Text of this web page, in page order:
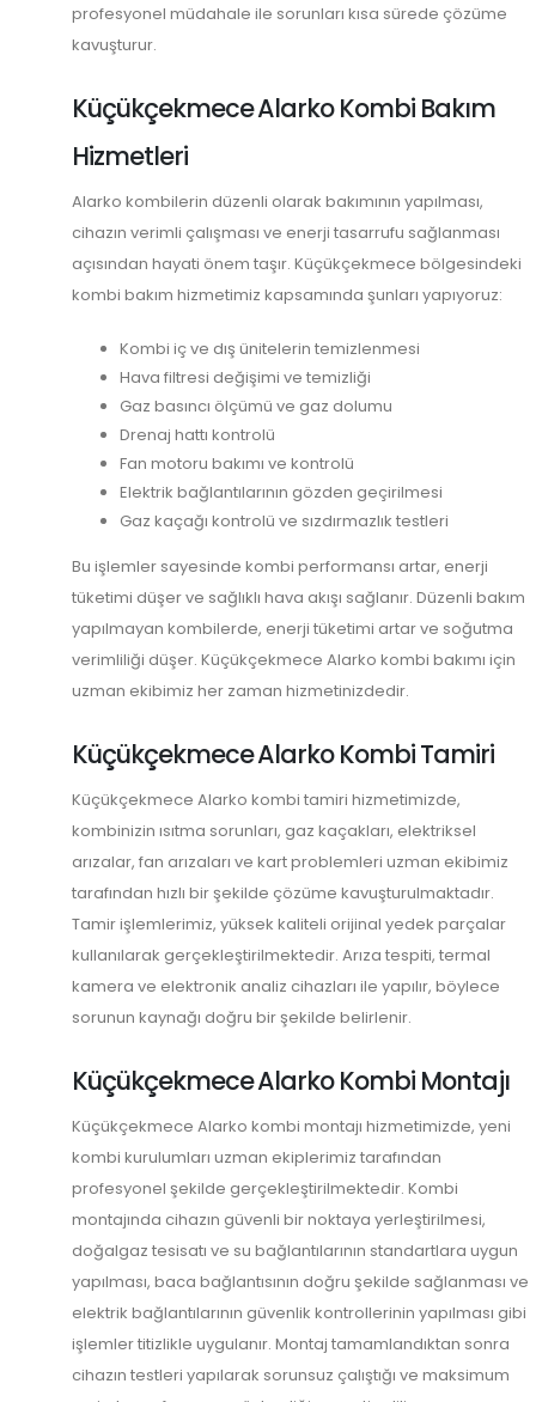
profesyonel müdahale ile sorunları kısa sürede çözüme
kavuşturur.
Küçükçekmece Alarko Kombi Bakım
Hizmetleri
Alarko kombilerin düzenli olarak bakımının yapılması,
cihazın verimli çalışması ve enerji tasarrufu sağlanması
açısından hayati önem taşır. Küçükçekmece bölgesindeki
kombi bakım hizmetimiz kapsamında şunları yapıyoruz:
Kombi iç ve dış ünitelerin temizlenmesi
Hava filtresi değişimi ve temizliği
Gaz basıncı ölçümü ve gaz dolumu
Drenaj hattı kontrolü
Fan motoru bakımı ve kontrolü
Elektrik bağlantılarının gözden geçirilmesi
Gaz kaçağı kontrolü ve sızdırmazlık testleri
Bu işlemler sayesinde kombi performansı artar, enerji
tüketimi düşer ve sağlıklı hava akışı sağlanır. Düzenli bakım
yapılmayan kombilerde, enerji tüketimi artar ve soğutma
verimliliği düşer. Küçükçekmece Alarko kombi bakımı için
uzman ekibimiz her zaman hizmetinizdedir.
Küçükçekmece Alarko Kombi Tamiri
Küçükçekmece Alarko kombi tamiri hizmetimizde,
kombinizin ısıtma sorunları, gaz kaçakları, elektriksel
arızalar, fan arızaları ve kart problemleri uzman ekibimiz
tarafından hızlı bir şekilde çözüme kavuşturulmaktadır.
Tamir işlemlerimiz, yüksek kaliteli orijinal yedek parçalar
kullanılarak gerçekleştirilmektedir. Arıza tespiti, termal
kamera ve elektronik analiz cihazları ile yapılır, böylece
sorunun kaynağı doğru bir şekilde belirlenir.
Küçükçekmece Alarko Kombi Montajı
Küçükçekmece Alarko kombi montajı hizmetimizde, yeni
kombi kurulumları uzman ekiplerimiz tarafından
profesyonel şekilde gerçekleştirilmektedir. Kombi
montajında cihazın güvenli bir noktaya yerleştirilmesi,
doğalgaz tesisatı ve su bağlantılarının standartlara uygun
yapılması, baca bağlantısının doğru şekilde sağlanması ve
elektrik bağlantılarının güvenlik kontrollerinin yapılması gibi
işlemler titizlikle uygulanır. Montaj tamamlandıktan sonra
cihazın testleri yapılarak sorunsuz çalıştığı ve maksimum